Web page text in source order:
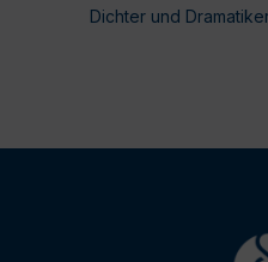
Dichter und